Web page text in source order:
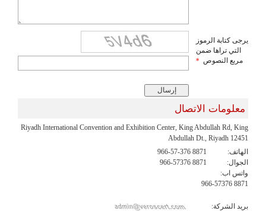
يرجى كتابة الرموز
التي تراها ضمن
مربع النصوص *
معلومات الاتصال
Riyadh International Convention and Exhibition Center, King Abdullah Rd, King
Abdullah Dt., Riyadh 12451
الهاتف:
966-57-376 8871
الجوال:
966-57376 8871
واتس اب:
966-57376 8871
بريد الشركة: